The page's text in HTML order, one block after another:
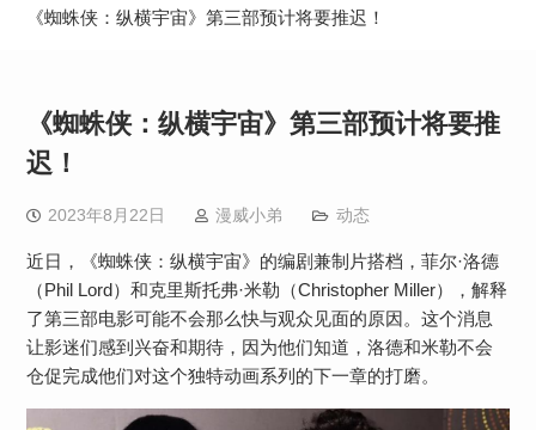
《蜘蛛侠：纵横宇宙》第三部预计将要推迟！
《蜘蛛侠：纵横宇宙》第三部预计将要推
迟！
2023年8月22日 漫威小弟 动态
近日，《蜘蛛侠：纵横宇宙》的编剧兼制片搭档，菲尔·洛德
（Phil Lord）和克里斯托弗·米勒（Christopher Miller），解释
了第三部电影可能不会那么快与观众见面的原因。这个消息
让影迷们感到兴奋和期待，因为他们知道，洛德和米勒不会
仓促完成他们对这个独特动画系列的下一章的打磨。